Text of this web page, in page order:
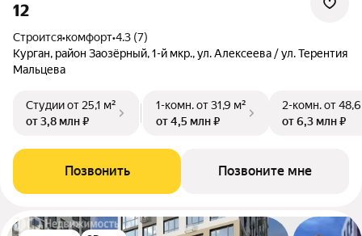
12
Строится•комфорт•4.3 (7)
Курган, район Заозёрный, 1-й мкр., ул. Алексеева / ул. Терентия
Мальцева
Студииот 25,1 м²
от 3,8 млн ₽
1-комн.от 31,9 м²
от 4,5 млн ₽
2-комн.от
от 6,3 млн ₽
Позвонить Позвоните мне